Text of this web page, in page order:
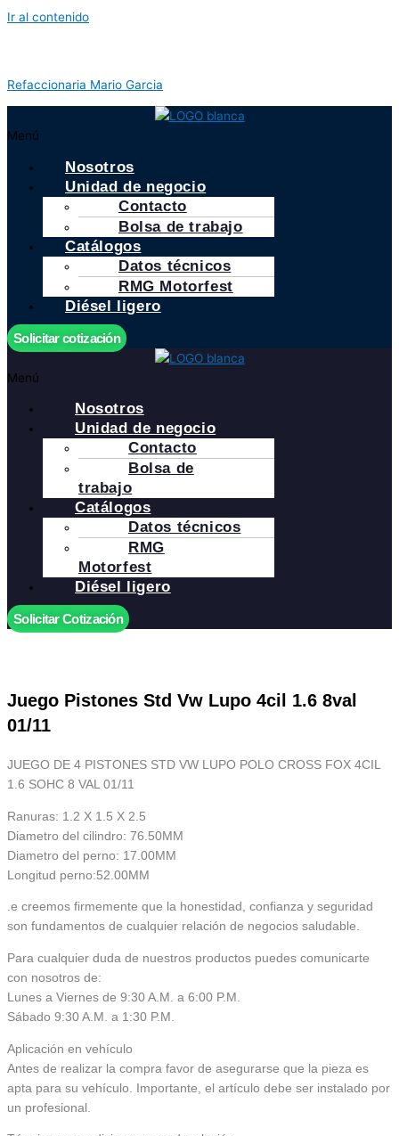
Ir al contenido
Refaccionaria Mario Garcia
Menú
Nosotros
Unidad de negocio
Contacto
Bolsa de trabajo
Catálogos
Datos técnicos
RMG Motorfest
Diésel ligero
Solicitar cotización
Menú
Nosotros
Unidad de negocio
Contacto
Bolsa de
trabajo
Catálogos
Datos técnicos
RMG
Motorfest
Diésel ligero
Solicitar Cotización
Juego Pistones Std Vw Lupo 4cil 1.6 8val
01/11
JUEGO DE 4 PISTONES STD VW LUPO POLO CROSS FOX 4CIL
1.6 SOHC 8 VAL 01/11
Ranuras: 1.2 X 1.5 X 2.5
Diametro del cilindro: 76.50MM
Diametro del perno: 17.00MM
Longitud perno:52.00MM
.e creemos firmemente que la honestidad, confianza y seguridad
son fundamentos de cualquier relación de negocios saludable.
Para cualquier duda de nuestros productos puedes comunicarte
con nosotros de:
Lunes a Viernes de 9:30 A.M. a 6:00 P.M.
Sábado 9:30 A.M. a 1:30 P.M.
Aplicación en vehículo
Antes de realizar la compra favor de asegurarse que la pieza es
apta para su vehículo. Importante, el artículo debe ser instalado por
un profesional.